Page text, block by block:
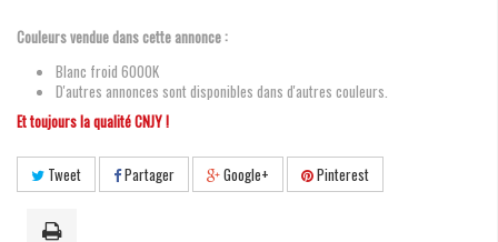
Couleurs vendue dans cette annonce :
Blanc froid 6000K
D'autres annonces sont disponibles dans d'autres couleurs.
Et toujours la qualité CNJY !
Tweet Partager Google+ Pinterest